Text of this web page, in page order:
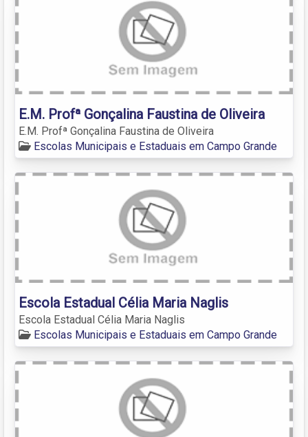
E.M. Profª Gonçalina Faustina de Oliveira
E.M. Profª Gonçalina Faustina de Oliveira
Escolas Municipais e Estaduais em Campo Grande
Escola Estadual Célia Maria Naglis
Escola Estadual Célia Maria Naglis
Escolas Municipais e Estaduais em Campo Grande